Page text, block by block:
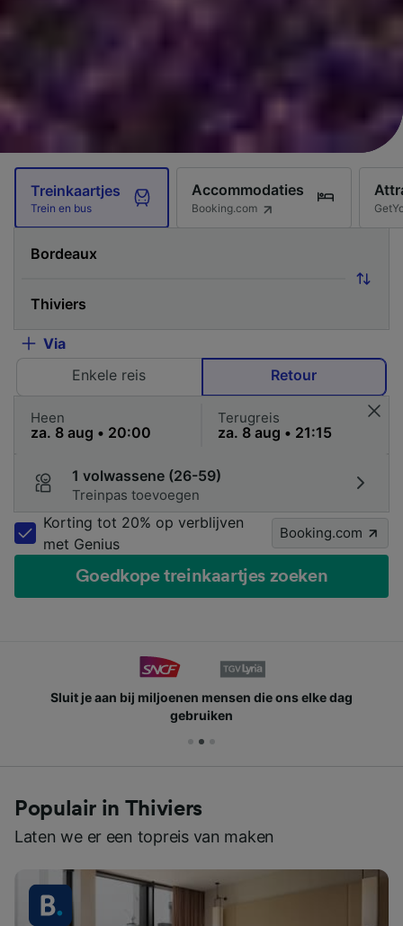
Treinkaartjes
Trein en bus
Accommodaties
Booking.com
Via
Enkele reis
Retour
Heen Terugreis
1 volwassene (26-59)
Treinpas toevoegen
Korting tot 20% op verblijven
met Genius
Booking.com
Goedkope treinkaartjes zoeken
Sluit je aan bij miljoenen mensen die ons elke dag
gebruiken
Populair in Thiviers
Laten we er een topreis van maken